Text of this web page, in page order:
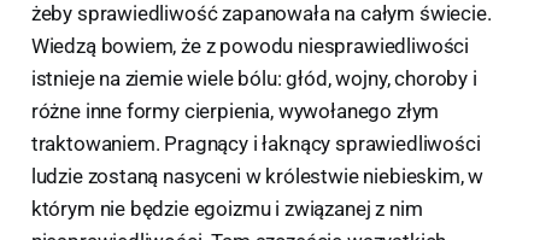
żeby sprawiedliwość zapanowała na całym świecie.
Wiedzą bowiem, że z powodu niesprawiedliwości
istnieje na ziemie wiele bólu: głód, wojny, choroby i
różne inne formy cierpienia, wywołanego złym
traktowaniem. Pragnący i łaknący sprawiedliwości
ludzie zostaną nasyceni w królestwie niebieskim, w
którym nie będzie egoizmu i związanej z nim